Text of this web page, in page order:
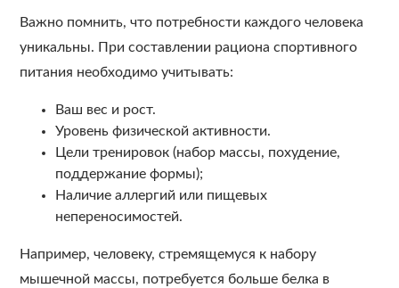
Важно помнить, что потребности каждого человека
уникальны. При составлении рациона спортивного
питания необходимо учитывать:
Ваш вес и рост.
Уровень физической активности.
Цели тренировок (набор массы, похудение,
поддержание формы);
Наличие аллергий или пищевых
непереносимостей.
Например, человеку, стремящемуся к набору
мышечной массы, потребуется больше белка в